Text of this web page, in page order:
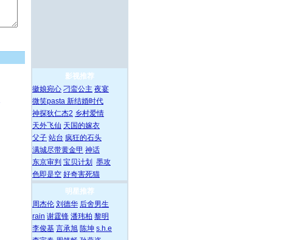
影视推荐
徽娘宛心 刁蛮公主 夜宴
微笑pasta 新结婚时代
神探狄仁杰2 乡村爱情
天外飞仙 天国的嫁衣
父子 站台 疯狂的石头
满城尽带黄金甲 神话
东京审判 宝贝计划
墨攻
色即是空 好奇害死猫
明星推荐
周杰伦 刘德华 后舍男生
rain 谢霆锋 潘玮柏 黎明
李俊基 言承旭 陈坤 s.h.e